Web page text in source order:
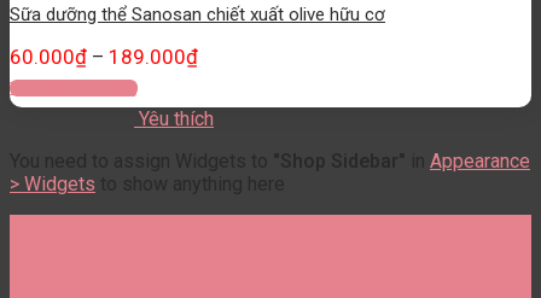
Sữa dưỡng thể Sanosan chiết xuất olive hữu cơ
60.000₫ – 189.000₫
Thêm vào giỏ hàng
Yêu thích
You need to assign Widgets to
"Shop Sidebar"
Appearance
> Widgets to show anything here